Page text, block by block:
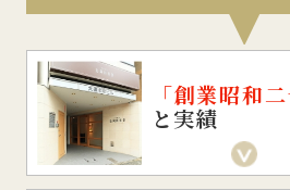
「創業昭和
と実績